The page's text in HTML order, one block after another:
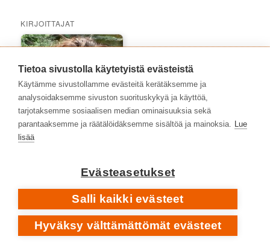
KIRJOITTAJAT
Tietoa sivustolla käytetyistä evästeistä
Käytämme sivustollamme evästeitä kerätäksemme ja
analysoidaksemme sivuston suorituskykyä ja käyttöä,
tarjotaksemme sosiaalisen median ominaisuuksia sekä
parantaaksemme ja räätälöidäksemme sisältöä ja mainoksia. Lue
lisää
Evästeasetukset
Salli kaikki evästeet
Hyväksy välttämättömät evästeet